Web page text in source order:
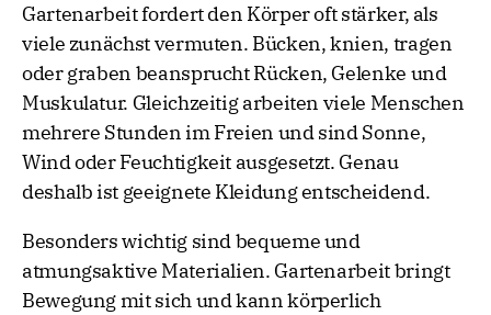
Gartenarbeit fordert den Körper oft stärker, als
viele zunächst vermuten. Bücken, knien, tragen
oder graben beansprucht Rücken, Gelenke und
Muskulatur. Gleichzeitig arbeiten viele Menschen
mehrere Stunden im Freien und sind Sonne,
Wind oder Feuchtigkeit ausgesetzt. Genau
deshalb ist geeignete Kleidung entscheidend.
Besonders wichtig sind bequeme und
atmungsaktive Materialien. Gartenarbeit bringt
Bewegung mit sich und kann körperlich